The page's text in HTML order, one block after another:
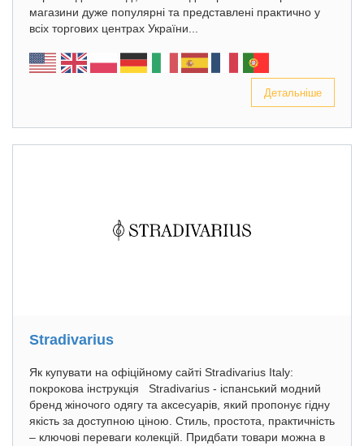
магазини дуже популярні та представлені практично у
всіх торгових центрах України...
Детальніше
Stradivarius
Як купувати на офіційному сайті Stradivarius Italy:
покрокова інструкція Stradivarius - іспанський модний
бренд жіночого одягу та аксесуарів, який пропонує гідну
якість за доступною ціною. Стиль, простота, практичність
– ключові переваги колекцій. Придбати товари можна в